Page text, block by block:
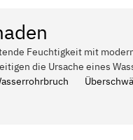
Feuchtigkeit mit
die Ursache eines